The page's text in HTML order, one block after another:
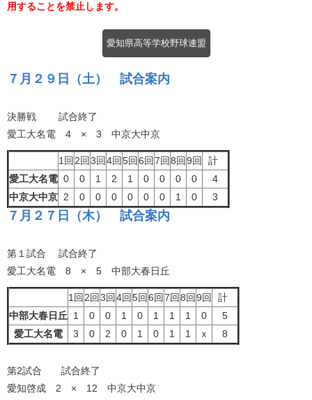
用することを禁止します。
愛知県高等学校野球連盟
７月２９日（土） 試合案内
決勝戦 試合終了
愛工大名電 4 × 3 中京大中京
1回 2回3回4回5回6回7回8回9回
計
愛工大名電 0 0 1 2 1 0 0 0 0
4
中京大中京 2 0 0 0 0 0 0 1 0 3
７月２７日（木） 試合案内
第１試合 試合終了
愛工大名電 8 × 5 中部大春日丘
1回 2回3回4回5回6回7回8回9回
計
中部大春日丘
1 0 0 1 0 1 1 1 0
5
愛工大名電
3 0 2 0 1 0 1 1 ｘ 8
第2試合 試合終了
愛知啓成 2 × 12 中京大中京